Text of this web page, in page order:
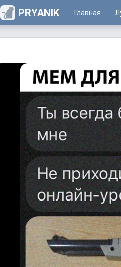
PRYANIK Главная